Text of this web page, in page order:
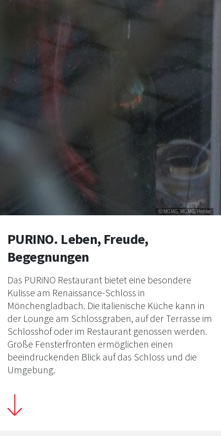
© MGMG, MGMG/Henke
PURINO. Leben, Freude,
Begegnungen
Das PURiNO Restaurant bietet eine besondere
Kulisse am Renaissance-Schloss in
Mönchengladbach. Die italienische Küche kann in
der Lounge am Schlossgraben, auf der Terrasse im
Schlosshof oder im Restaurant genossen werden.
Große Fensterfronten ermöglichen einen
beeindruckenden Blick auf das Schloss und die
Umgebung.